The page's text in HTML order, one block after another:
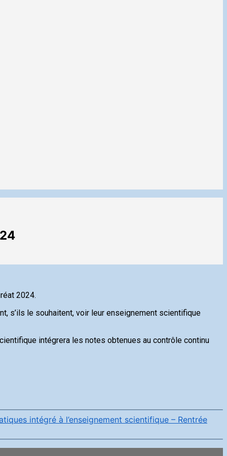
2024.
s’ils le souhaitent, voir leur enseignement scientifique
intégrera les notes obtenues au contrôle continu
intégré à l’enseignement scientifique – Rentrée